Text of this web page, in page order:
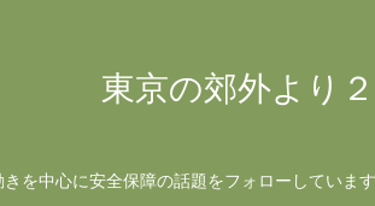
東京の郊外より２
を中心に安全保障の話題をフォローしていま